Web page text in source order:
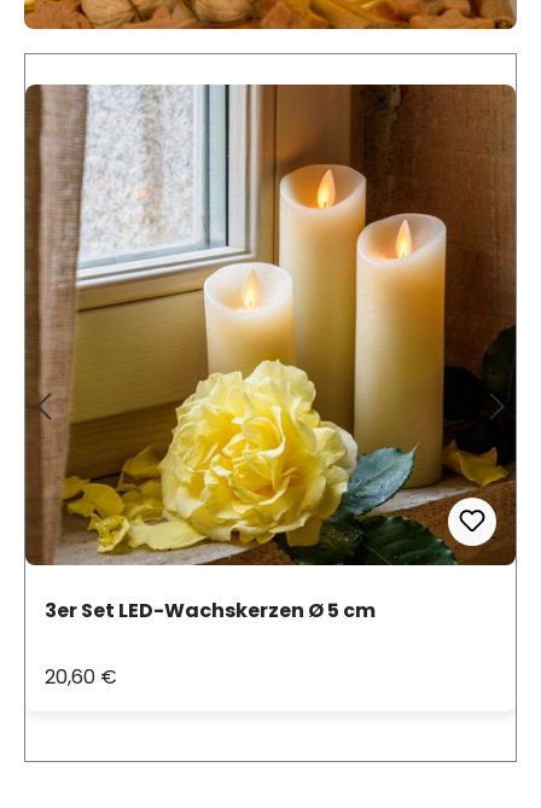
Produktgalerie überspringen
3er Set LED-Wachskerzen Ø 5 cm
20,60 €